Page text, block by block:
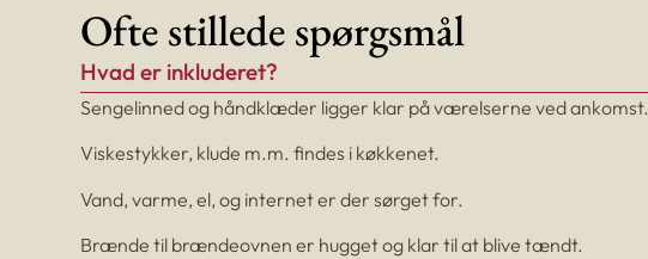
Ofte stillede spørgsmål
Hvad er inkluderet?
Sengelinned og håndklæder ligger klar på værelserne ved ankomst.
Viskestykker, klude m.m. findes i køkkenet.
Vand, varme, el, og internet er der sørget for.
Brænde til brændeovnen er hugget og klar til at blive tændt.